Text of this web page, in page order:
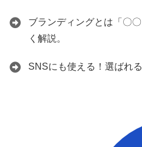
ブランディングとは「〇
く解説。
SNSにも使える！選ばれ